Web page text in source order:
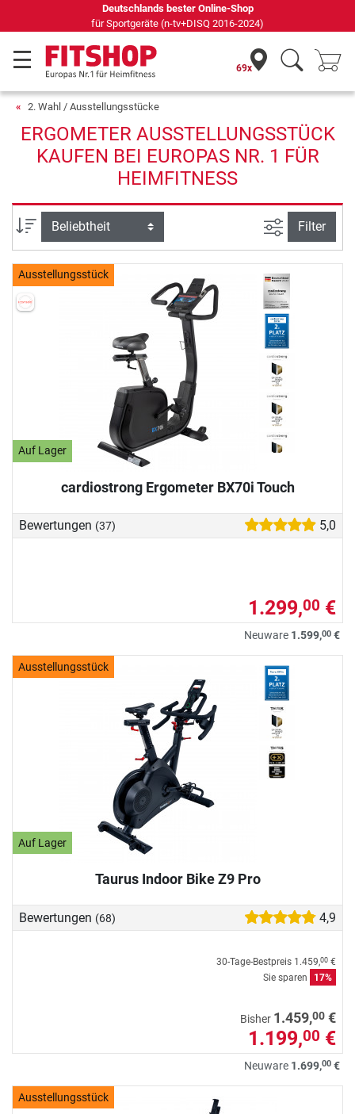
Deutschlands bester Online-Shop
für Sportgeräte (n-tv+DISQ 2016-2024)
69x
2. Wahl / Ausstellungsstücke
ERGOMETER AUSSTELLUNGSSTÜCK
KAUFEN BEI EUROPAS NR. 1 FÜR
HEIMFITNESS
Sortierung Ansicht
Filter
Ausstellungsstück
Auf Lager
cardiostrong Ergometer BX70i Touch
Bewertungen (37) 5,0
1.299,00 €
Neuware 1.599,00 €
Ausstellungsstück
Auf Lager
Taurus Indoor Bike Z9 Pro
Bewertungen (68) 4,9
30-Tage-Bestpreis 1.459,00 €
Sie sparen
17%
Bisher 1.459,00 €
1.199,00 €
Neuware 1.699,00 €
Ausstellungsstück